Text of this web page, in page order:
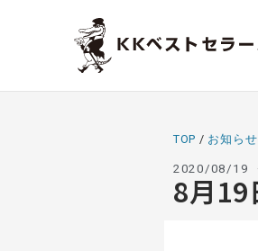
TOP / お知らせ
2020/08/19
8月19